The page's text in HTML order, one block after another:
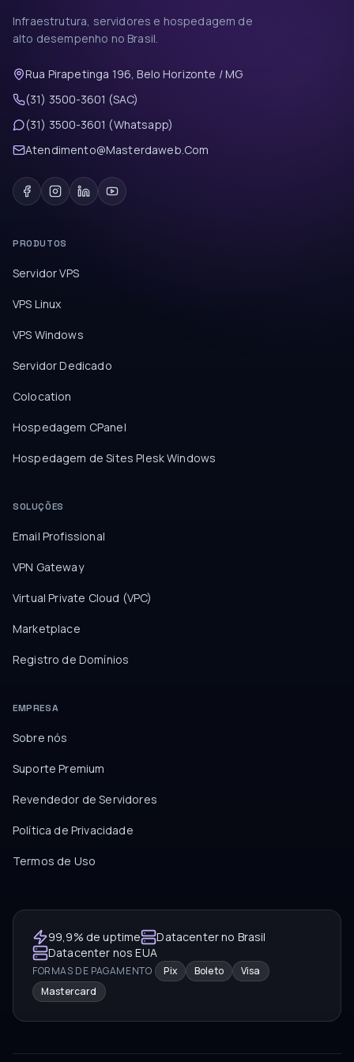
Infraestrutura, servidores e hospedagem de
alto desempenho no Brasil.
Rua Pirapetinga 196, Belo Horizonte / MG
(31) 3500-3601 (SAC)
(31) 3500-3601 (Whatsapp)
Atendimento@Masterdaweb.Com
PRODUTOS
Servidor VPS
VPS Linux
VPS Windows
Servidor Dedicado
Colocation
Hospedagem CPanel
Hospedagem de Sites Plesk Windows
SOLUÇÕES
Email Profissional
VPN Gateway
Virtual Private Cloud (VPC)
Marketplace
Registro de Domínios
EMPRESA
Sobre nós
Suporte Premium
Revendedor de Servidores
Política de Privacidade
Termos de Uso
99,9% de uptime
Datacenter no Brasil
Datacenter nos EUA
FORMAS DE PAGAMENTO Pix Boleto
Visa
Mastercard